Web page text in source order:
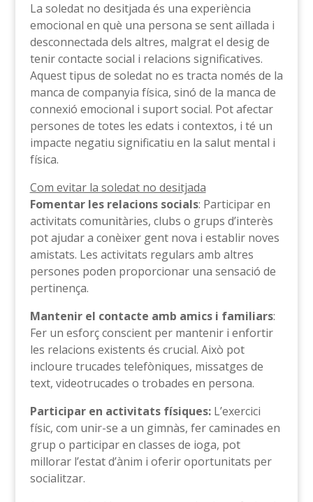
La soledat no desitjada és una experiència
emocional en què una persona se sent aïllada i
desconnectada dels altres, malgrat el desig de
tenir contacte social i relacions significatives.
Aquest tipus de soledat no es tracta només de la
manca de companyia física, sinó de la manca de
connexió emocional i suport social. Pot afectar
persones de totes les edats i contextos, i té un
impacte negatiu significatiu en la salut mental i
física.
Com evitar la soledat no desitjada
Fomentar les relacions socials: Participar en
activitats comunitàries, clubs o grups d’interès
pot ajudar a conèixer gent nova i establir noves
amistats. Les activitats regulars amb altres
persones poden proporcionar una sensació de
pertinença.
Mantenir el contacte amb amics i familiars:
Fer un esforç conscient per mantenir i enfortir
les relacions existents és crucial. Això pot
incloure trucades telefòniques, missatges de
text, videotrucades o trobades en persona.
Participar en activitats físiques:L’exercici
físic, com unir-se a un gimnàs, fer caminades en
grup o participar en classes de ioga, pot
millorar l’estat d’ànim i oferir oportunitats per
socialitzar.